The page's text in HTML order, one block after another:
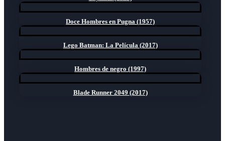
Doce Hombres en Pugna (1957)
Lego Batman: La Película (2017)
Hombres de negro (1997)
Blade Runner 2049 (2017)